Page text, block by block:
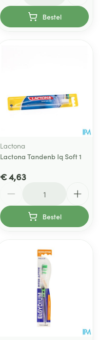
Bestel
Lactona
Lactona Tandenb Iq Soft 1
€ 4,63
Bestel